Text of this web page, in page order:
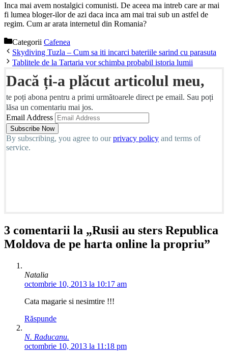
Inca mai avem nostalgici comunisti. De aceea ma intreb care ar mai
fi lumea bloger-ilor de azi daca inca am mai trai sub un astfel de
regim. Cum ar arata internetul din Romania?
Categorii Cafenea
Skydiving Tuzla – Cum sa iti incarci bateriile sarind cu parasuta
Tablitele de la Tartaria vor schimba probabil istoria lumii
Dacă ți-a plăcut articolul meu,
te poți abona pentru a primi următoarele direct pe email. Sau poți
lăsa un comentariu mai jos.
Email Address
By subscribing, you agree to ourprivacy policy and terms of
service.
3 comentarii la „Rusii au sters Republica
Moldova de pe harta online la propriu”
Natalia
octombrie 10, 2013 la 10:17 am
Cata magarie si nesimtire !!!
Răspunde
N. Raducanu.
octombrie 10, 2013 la 11:18 pm